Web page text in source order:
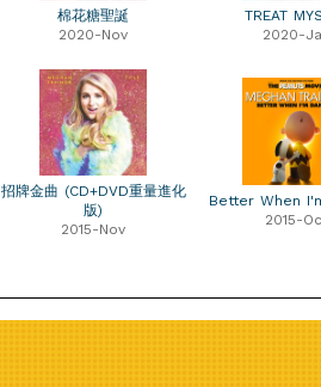
棉花糖聖誕
2020-Nov
TREAT
2020-
招牌金曲 (CD+DVD重量進化
版)
2015-Nov
Better When
2015-